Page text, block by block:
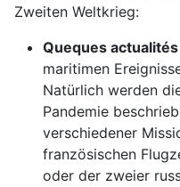
Zweiten Weltkrieg:
Queques actualités
maritimen
Natürlich werden
Pandemie
verschiedener
französischen
oder der zweier